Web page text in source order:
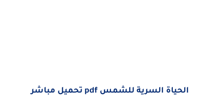
الحياة السرية للشمس pdf تحميل مباشر